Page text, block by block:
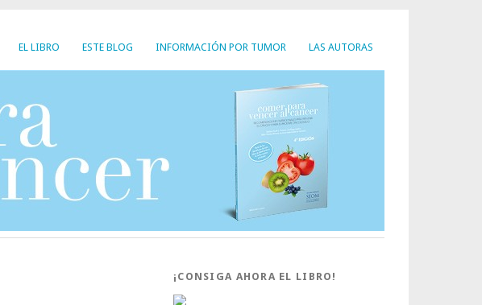
EL LIBRO ESTE BLOG INFORMACIÓN POR TUMOR LAS AUTORAS
¡CONSIGA AHORA EL LIBRO!